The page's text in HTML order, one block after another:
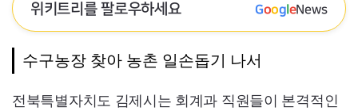
위키트리를 팔로우하세요 GoogleNews
수구농장 찾아 농촌 일손돕기 나서
전북특별자치도 김제시는 회계과 직원들이 본격적인